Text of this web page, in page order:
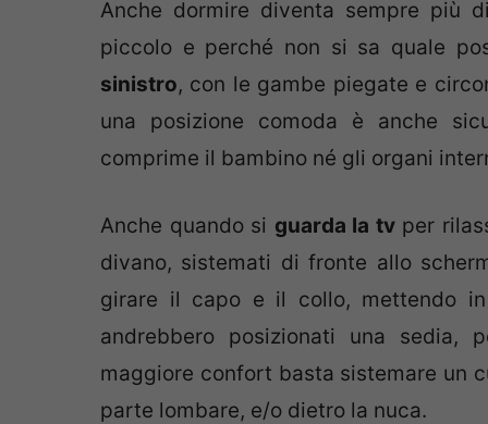
Anche dormire diventa sempre più
piccolo e perché non si sa quale
sinistro, con le gambe piegate e
una posizione comoda è anche
comprime il bambino né gli organi
Anche quando si guarda la tvper
divano, sistemati di fronte allo
girare il capo e il collo, mettendo
andrebbero posizionati una sedia,
maggiore confort basta sistemare un
parte lombare, e/o dietro la nuca.